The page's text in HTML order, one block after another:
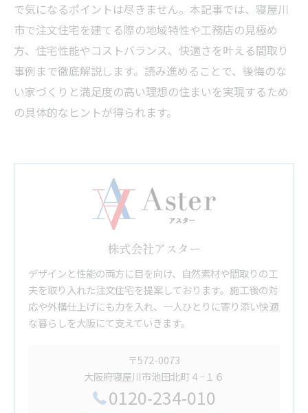
で気になるポイントは尽きません。本記事では、寝屋川
市で注文住宅を建てる際の地域特性や工務店の見極め
方、住宅性能やコストバランス、快適さを叶える間取り
事例まで徹底解説します。読み進めることで、後悔のな
い家づくりと満足度の高い理想の住まいを実現するため
の具体的なヒントが得られます。
株式会社アスター
デザインと性能の両方に目を向け、自然素材や間取りの工
夫を取り入れた注文住宅を提案しております。施工後の対
応や外構仕上げにも力を入れ、一人ひとりに寄り添い快適
な暮らしを大阪にて支えていきます。
〒572-0073
大阪府寝屋川市池田北町４−１６
0120-234-010